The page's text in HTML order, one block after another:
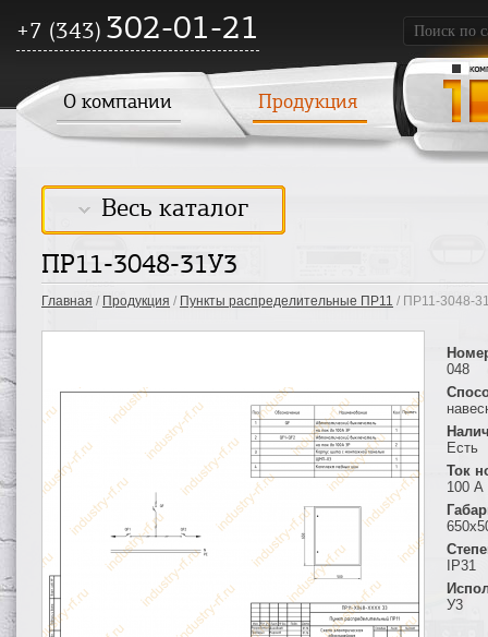
+7 (343) 302-01-21
О компании Продукция
Весь каталог
ПР11-3048-31У3
Главная / Продукция / Пункты распределительные ПР11 / ПР11-3048-
048
Есть
Ток
100 А
IP31
У3